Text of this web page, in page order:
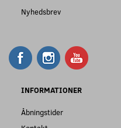
Nyhedsbrev
INFORMATIONER
Åbningstider